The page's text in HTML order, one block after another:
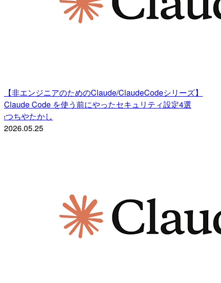
【非エンジニアのためのClaude/ClaudeCodeシリーズ】
Claude Code を使う前にやったセキュリティ設定4選
tつちやたかし
2026.05.25